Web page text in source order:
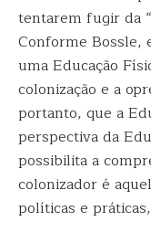
tentarem fugir da
Conforme Bossle,
uma Educação
colonização e a
portanto, que a
perspectiva da
possibilita a
colonizador é
políticas e